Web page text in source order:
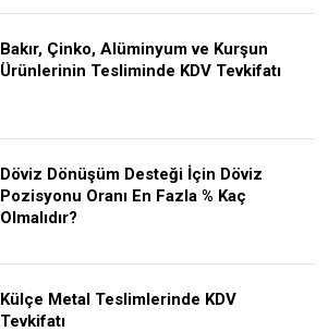
Bakır, Çinko, Alüminyum ve Kurşun
Ürünlerinin Tesliminde KDV Tevkifatı
Döviz Dönüşüm Desteği İçin Döviz
Pozisyonu Oranı En Fazla % Kaç
Olmalıdır?
Külçe Metal Teslimlerinde KDV
Tevkifatı